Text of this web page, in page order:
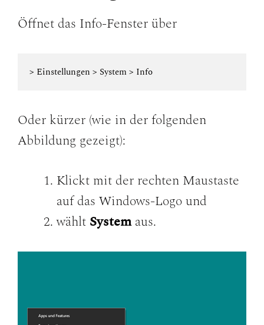
Öffnet das Info-Fenster über
> Einstellungen > System > Info
Oder kürzer (wie in der folgenden
Abbildung gezeigt):
Klickt mit der rechten Maustaste
auf das Windows-Logo und
wählt Systemaus.